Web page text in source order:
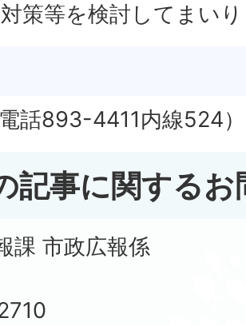
策等を検討してまい
話893-4411内線524）
記事に関する
課 市政広報係